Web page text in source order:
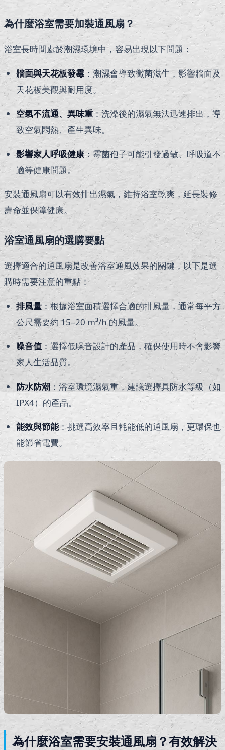
為什麼浴室需要加裝通風扇？
浴室長時間處於潮濕環境中，容易出現以下問題：
牆面與天花板發霉 ：潮濕會導致黴菌滋生，影響牆面及
天花板美觀與耐用度。
空氣不流通、異味重：洗澡後的濕氣無法迅速排出，導
致空氣悶熱、產生異味。
影響家人呼吸健康：霉菌孢子可能引發過敏、呼吸道不
適等健康問題。
安裝通風扇可以有效排出濕氣，維持浴室乾爽，延長裝修
壽命並保障健康。
浴室通風扇的選購要點
選擇適合的通風扇是改善浴室通風效果的關鍵，以下是選
購時需要注意的重點：
排風量 ：根據浴室面積選擇合適的排風量，通常每平方
公尺需要約 15–20 m³/h 的風量。
噪音值 ：選擇低噪音設計的產品，確保使用時不會影響
家人生活品質。
防水防潮 ：浴室環境濕氣重，建議選擇具防水等級（如
IPX4）的產品。
能效與節能：挑選高效率且耗能低的通風扇，更環保也
能節省電費。
為什麼浴室需要安裝通風扇？有效解決